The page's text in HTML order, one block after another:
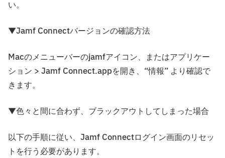
い。
▼Jamf Connectバージョンの確認方法
Macのメニューバーのjamfアイコン、またはアプリケー
ション > Jamf Connect.appを開き、“情報” より確認で
きます。
▼色々と間に合わず、ブラックアウトしてしまった場合
以下の手順に従い、Jamf Connectログイン画面のリセッ
トを行う必要があります。